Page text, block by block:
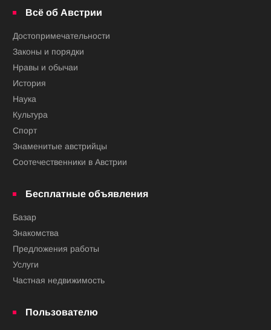
Всё об Австрии
Достопримечательности
Законы и порядки
Нравы и обычаи
История
Наука
Культура
Спорт
Знаменитые австрийцы
Соотечественники в Австрии
Бесплатные объявления
Базар
Знакомства
Предложения работы
Услуги
Частная недвижимость
Пользователю